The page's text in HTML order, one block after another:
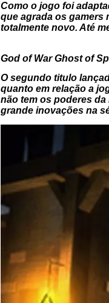
Como o jogo foi
que agrada os gamers
totalmente novo. Até
God of War Ghost of
O segundo titulo
quanto em relação a
não tem os poderes da
grande inovações na